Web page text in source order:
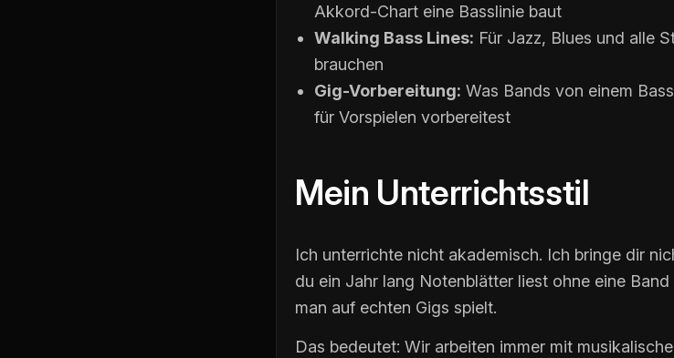
Akkord-Chart eine Basslinie baut
Walking Bass Lines: Für Jazz, Blues und alle
brauchen
Gig-Vorbereitung: Was Bands von einem
für Vorspielen vorbereitest
Mein Unterrichtsstil
Ich unterrichte nicht akademisch. Ich bringe dir
du ein Jahr lang Notenblätter liest ohne eine
man auf echten Gigs spielt.
Das bedeutet: Wir arbeiten immer mit